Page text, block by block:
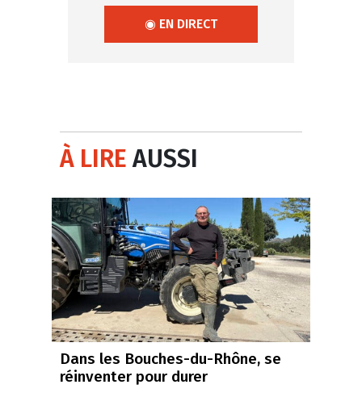
◉ EN DIRECT
À LIREAUSSI
Dans les Bouches-du-Rhône, se
réinventer pour durer